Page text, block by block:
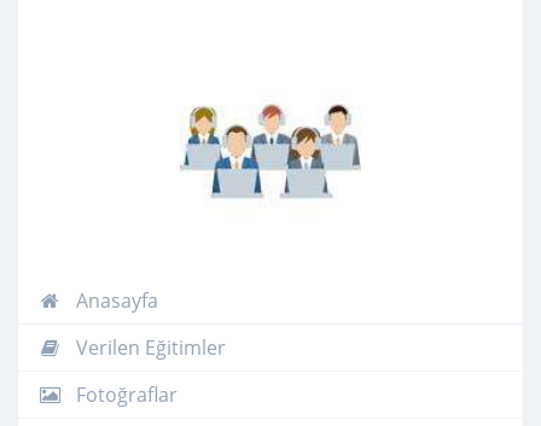
Anasayfa
Verilen Eğitimler
Fotoğraflar